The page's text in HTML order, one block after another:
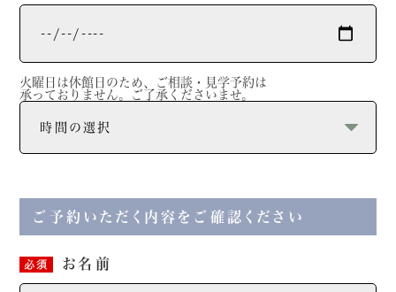
火曜日は休館日のため、ご相談・見学予約は
承っておりません。ご了承くださいませ。
ご予約いただく内容をご確認ください
必須 お名前